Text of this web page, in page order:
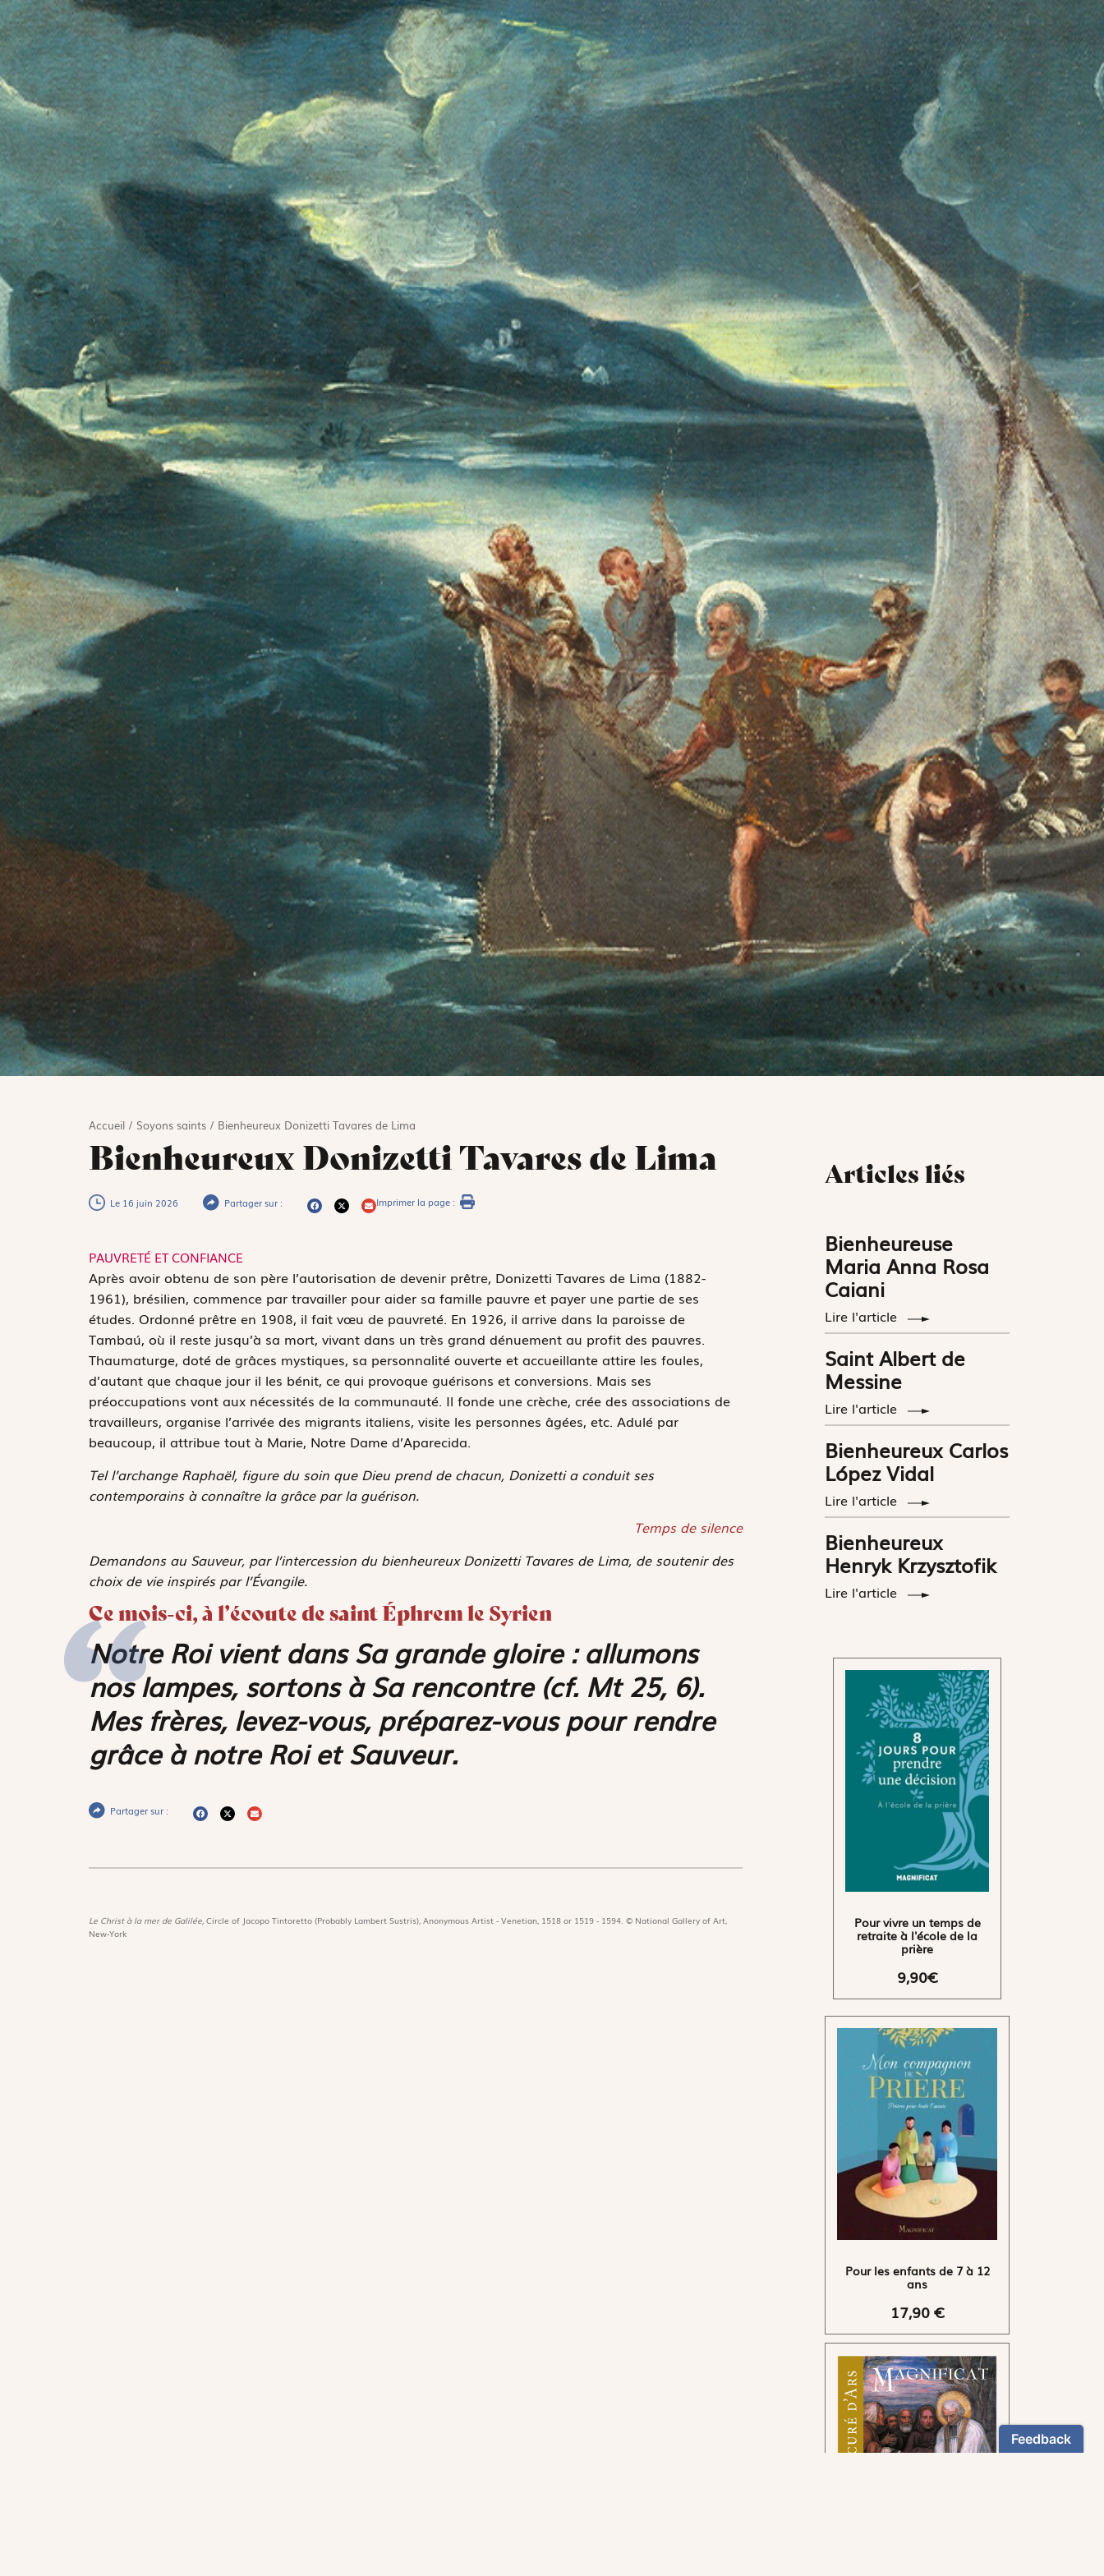
Accueil/ Soyons saints/ Bienheureux Donizetti Tavares de Lima
Bienheureux Donizetti Tavares de Lima
Le 16 juin 2026 Partager sur : Imprimer la page :
PAUVRETÉ ET CONFIANCE
Après avoir obtenu de son père l’autorisation de devenir prêtre, Donizetti Tavares de Lima (1882-
1961), brésilien, commence par travailler pour aider sa famille pauvre et payer une partie de ses
études. Ordonné prêtre en 1908, il fait vœu de pauvreté. En 1926, il arrive dans la paroisse de
Tambaú, où il reste jusqu’à sa mort, vivant dans un très grand dénuement au profit des pauvres.
Thaumaturge, doté de grâces mystiques, sa personnalité ouverte et accueillante attire les foules,
d’autant que chaque jour il les bénit, ce qui provoque guérisons et conversions. Mais ses
préoccupations vont aux nécessités de la communauté. Il fonde une crèche, crée des associations de
travailleurs, organise l’arrivée des migrants italiens, visite les personnes âgées, etc. Adulé par
beaucoup, il attribue tout à Marie, Notre Dame d’Aparecida.
Tel l’archange Raphaël, figure du soin que Dieu prend de chacun, Donizetti a conduit ses
contemporains à connaître la grâce par la guérison.
Temps de silence
Demandons au Sauveur, par l’intercession du bienheureux Donizetti Tavares de Lima, de soutenir des
choix de vie inspirés par l’Évangile.
Ce mois-ci, à l’écoute de saint Éphrem le Syrien
Notre Roi vient dans Sa grande gloire : allumons
nos lampes, sortons à Sa rencontre (cf. Mt 25, 6).
Mes frères, levez-vous, préparez-vous pour rendre
grâce à notre Roi et Sauveur.
Partager sur :
Le Christ à la mer de Galilée, Circle of Jacopo Tintoretto (Probably Lambert Sustris), Anonymous Artist - Venetian, 1518 or 1519 - 1594. © National Gallery of Art,
New-York
Articles liés
Bienheureuse
Maria Anna Rosa
Caiani
Lire l'article
Saint Albert de
Messine
Lire l'article
Bienheureux Carlos
López Vidal
Lire l'article
Bienheureux
Henryk Krzysztofik
Lire l'article
Pour vivre un temps de
retraite à l'école de la
prière
9,90€
Pour les enfants de 7 à 12
ans
17,90 €